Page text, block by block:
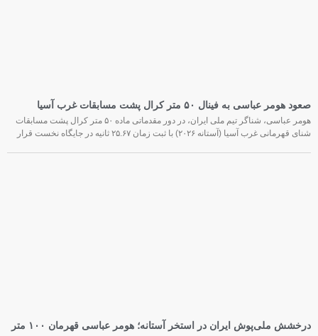
صعود هومر عباسی به فینال ۵۰ متر کرال پشت مسابقات غرب آسیا
هومر عباسی، شناگر تیم ملی ایران، در دور مقدماتی ماده ۵۰ متر کرال پشت مسابقات
شنای قهرمانی غرب آسیا (آستانه ۲۰۲۶) با ثبت زمان ۲۵.۶۷ ثانیه در جایگاه نخست قرار
درخشش ملی‌پوش ایران در استخر آستانه؛ هومر عباسی قهرمان ۱۰۰ متر